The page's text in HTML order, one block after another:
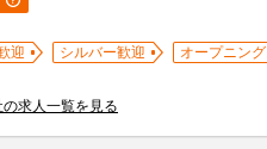
迎 シルバー歓迎
オープニン
求人一覧を見る